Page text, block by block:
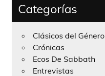
Categorías
Clásicos del Género
Crónicas
Ecos De Sabbath
Entrevistas